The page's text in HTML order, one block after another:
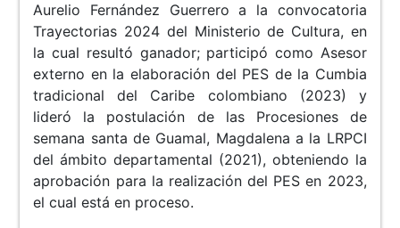
Aurelio Fernández Guerrero a la convocatoria
Trayectorias 2024 del Ministerio de Cultura, en
la cual resultó ganador; participó como Asesor
externo en la elaboración del PES de la Cumbia
tradicional del Caribe colombiano (2023) y
lideró la postulación de las Procesiones de
semana santa de Guamal, Magdalena a la LRPCI
del ámbito departamental (2021), obteniendo la
aprobación para la realización del PES en 2023,
el cual está en proceso.